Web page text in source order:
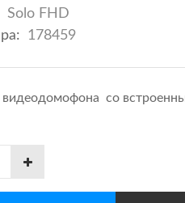
Solo FHD
178459
видеодомофона со